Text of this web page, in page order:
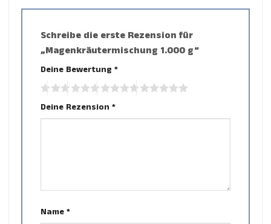
Schreibe die erste Rezension für
„Magenkräutermischung 1.000 g“
Deine Bewertung *
Deine Rezension *
Name *